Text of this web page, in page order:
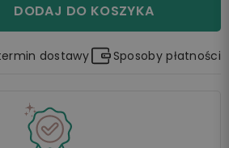
DODAJ DO KOSZYKA
dostawy Sposoby płatności